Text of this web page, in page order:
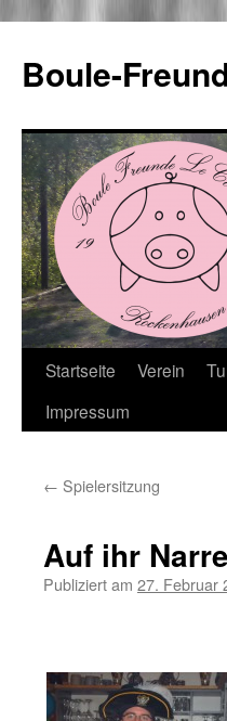
Boule-
Zum
Inhalt
Startseite Verein
Impressum
← Spielersitzung
Auf ihr
Publiziert am 27. Februar